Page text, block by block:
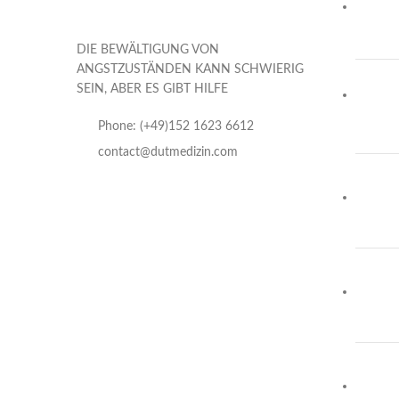
DIE BEWÄLTIGUNG VON
ANGSTZUSTÄNDEN KANN SCHWIERIG
SEIN, ABER ES GIBT HILFE
Phone: (+49)152 1623 6612
contact@dutmedizin.com